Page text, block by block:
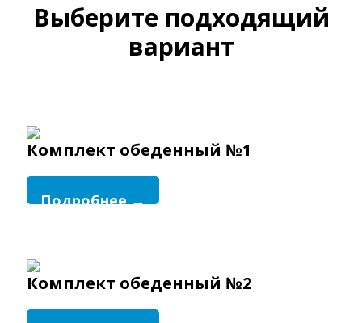
Выберите подходящий
вариант
Комплект обеденный №1
Подробнее →
Комплект обеденный №2